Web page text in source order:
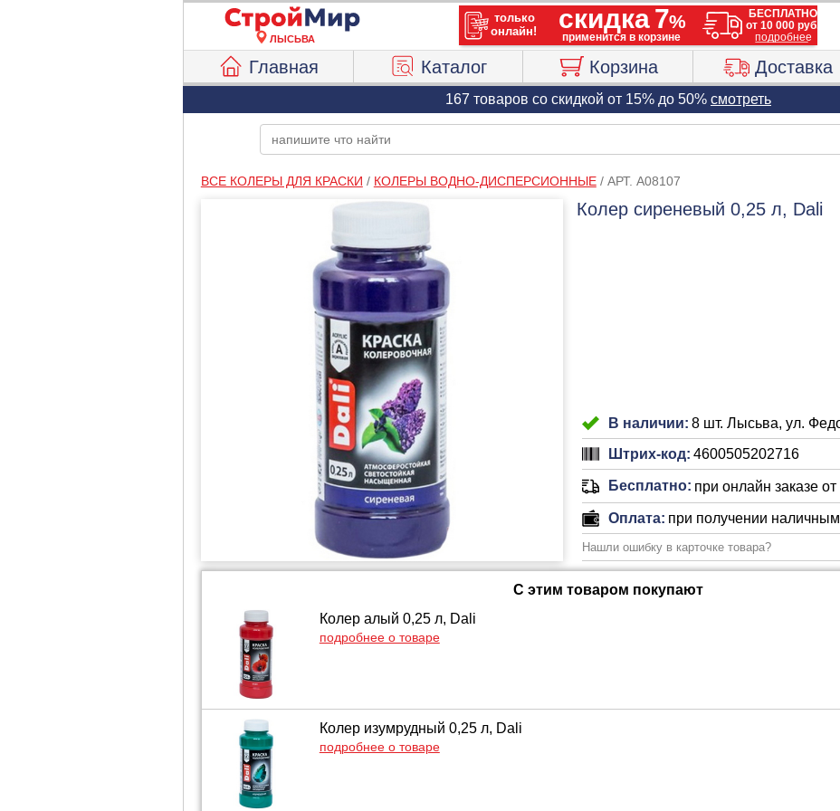
ЛЫСЬВА
Главная Каталог Корзина Доставка
167 товаров со скидкой от 15% до 50% смотреть
ВСЕ КОЛЕРЫ ДЛЯ КРАСКИ / КОЛЕРЫ ВОДНО-ДИСПЕРСИОННЫЕ/ АРТ. A08107
Колер сиреневый 0,25 л, Dali
В наличии: 8 шт. Лысьва, ул.
Штрих-код: 4600505202716
Бесплатно: при онлайн заказе
Оплата: при получении
Нашли ошибку в карточке товара?
С этим товаром покупают
Колер алый 0,25 л, Dali
подробнее о товаре
Колер изумрудный 0,25 л, Dali
подробнее о товаре